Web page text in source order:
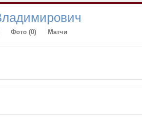
Фото (0) Матчи